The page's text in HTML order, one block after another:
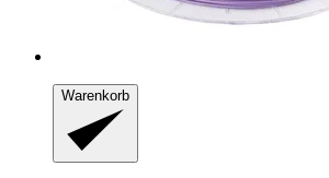
Warenkorb